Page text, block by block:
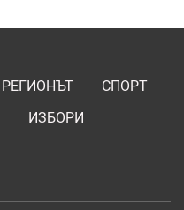
РЕГИОНЪТ
СПОРТ
ИЗБОРИ